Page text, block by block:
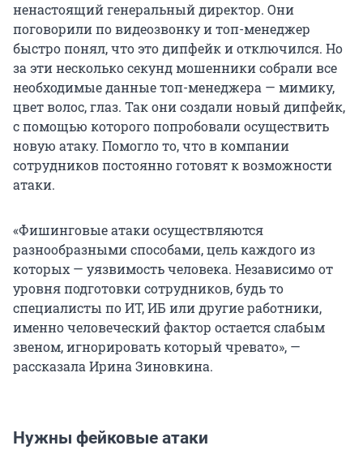
ненастоящий генеральный директор. Они
поговорили по видеозвонку и топ-менеджер
быстро понял, что это дипфейк и отключился. Но
за эти несколько секунд мошенники собрали все
необходимые данные топ-менеджера — мимику,
цвет волос, глаз. Так они создали новый дипфейк,
с помощью которого попробовали осуществить
новую атаку. Помогло то, что в компании
сотрудников постоянно готовят к возможности
атаки.
«Фишинговые атаки осуществляются
разнообразными способами, цель каждого из
которых — уязвимость человека. Независимо от
уровня подготовки сотрудников, будь то
специалисты по ИТ, ИБ или другие работники,
именно человеческий фактор остается слабым
звеном, игнорировать который чревато», —
рассказала Ирина Зиновкина.
Нужны фейковые атаки